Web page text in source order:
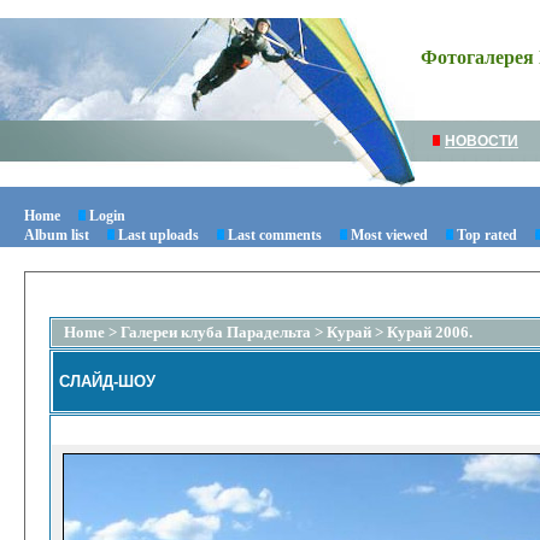
Фотогалерея
НОВОСТИ
Home
Login
Album list
Last uploads Last comments Most viewed Top rated
Home > Галереи клуба Парадельта > Курай > Курай 2006.
СЛАЙД-ШОУ